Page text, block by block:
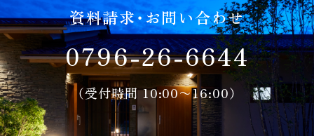
資料請求・お問い合わせ
0796-26-6644
（受付時間 10:00〜16:00）